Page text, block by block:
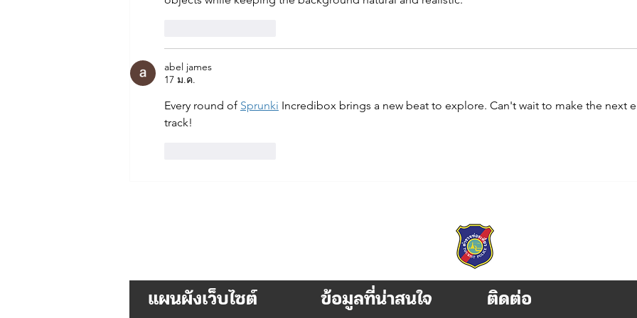
abel james
17 ม.ค.
Every round of Sprunki Incredibox brings a new beat to explore. Can't wait to make the next
track!
แผนผังเว็บไซต์ ข้อมูลที่น่าสนใจ ติดต่อ